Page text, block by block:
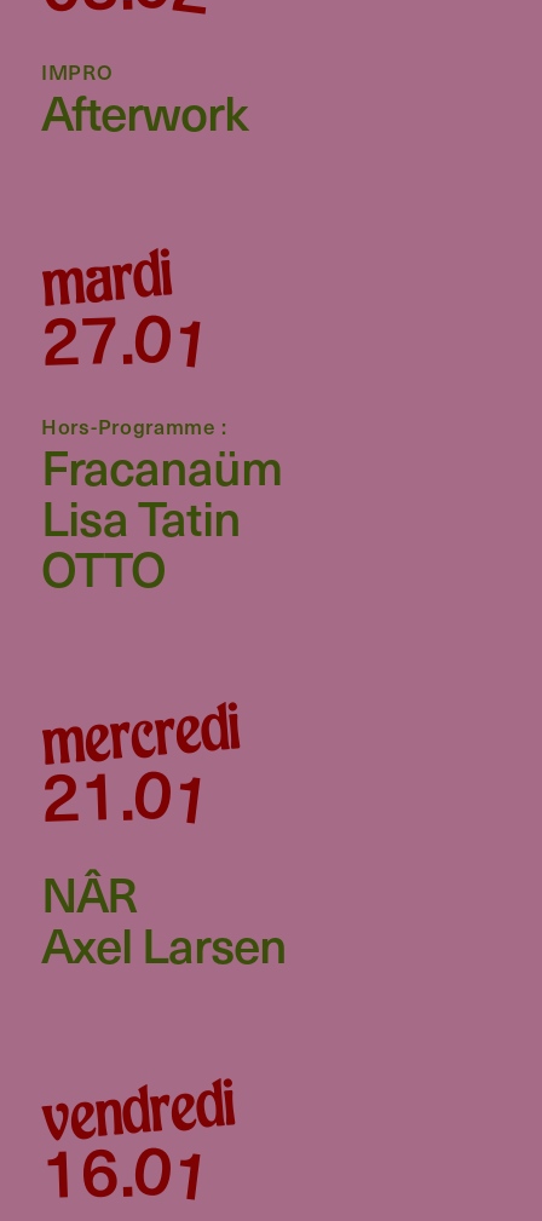
IMPRO
Afterwork
mardi
01
.
27
Hors-Programme :
Fracanaüm
Lisa Tatin
OTTO
mercredi
01
.
21
NÂR
Axel Larsen
vendredi
01
.
16